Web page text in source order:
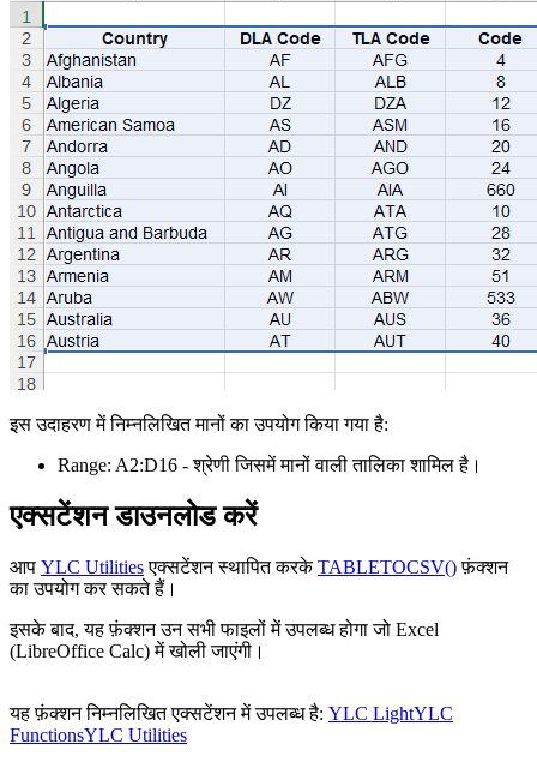
इस उदाहरण में निम्नलिखित मानों का उपयोग किया गया है:
Range: A2:D16 - श्रेणी जिसमें मानों वाली तालिका शामिल है।
एक्सटेंशन डाउनलोड करें
आप YLC Utilitiesएक्सटेंशन स्थापित करकेTABLETOCSV()फ़ंक्शन
का उपयोग कर सकते हैं।
इसके बाद, यह फ़ंक्शन उन सभी फाइलों में उपलब्ध होगा जो Excel
(LibreOffice Calc) में खोली जाएंगी।
यह फ़ंक्शन निम्नलिखित एक्सटेंशन में उपलब्ध है: YLC LightYLC
FunctionsYLC Utilities